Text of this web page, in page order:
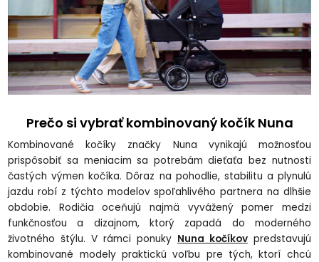
Prečo si vybrať kombinovaný kočík Nuna
Kombinované kočíky značky Nuna vynikajú možnosťou
prispôsobiť sa meniacim sa potrebám dieťaťa bez nutnosti
častých výmen kočíka. Dôraz na pohodlie, stabilitu a plynulú
jazdu robí z týchto modelov spoľahlivého partnera na dlhšie
obdobie. Rodičia oceňujú najmä vyvážený pomer medzi
funkčnosťou a dizajnom, ktorý zapadá do moderného
životného štýlu. V rámci ponuky Nuna kočíkovpredstavujú
kombinované modely praktickú voľbu pre tých, ktorí chcú